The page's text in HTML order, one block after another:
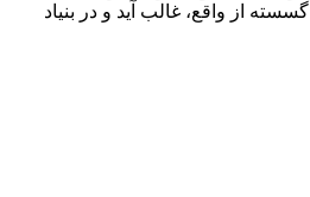
از واقع، غالب آید و در بنیاد